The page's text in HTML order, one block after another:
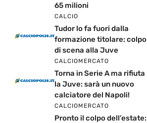
65 milioni
CALCIO
Tudor lo fa fuori dalla
formazione titolare: colpo
di scena alla Juve
CALCIOMERCATO
Torna in Serie A ma rifiuta
la Juve: sarà un nuovo
calciatore del Napoli!
CALCIOMERCATO
Pronto il colpo dell’estate: